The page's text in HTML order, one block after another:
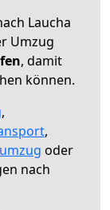
Laucha
Umzug
, damit
können.
,
,
oder
nach